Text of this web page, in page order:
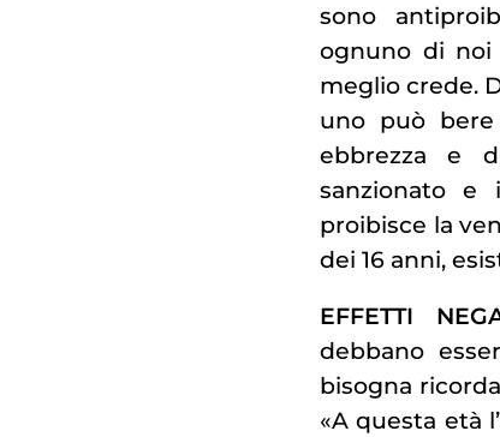
sono
ognuno di noi
meglio crede.
uno può
ebbrezza e
sanzionato e
proibisce la
dei 16 anni,
EFFETTI
debbano
bisogna
«A questa età